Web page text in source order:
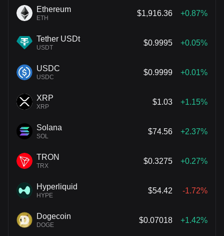
Ethereum
ETH
$1,916.36 +0.87%
Tether USDt
USDT
$0.9995 +0.05%
USDC
USDC
$0.9999 +0.01%
XRP
XRP
$1.03 +1.15%
Solana
SOL
$74.56 +2.37%
TRON
TRX
$0.3275 +0.27%
Hyperliquid
HYPE
$54.42 -1.72%
Dogecoin
DOGE
$0.07018 +1.42%